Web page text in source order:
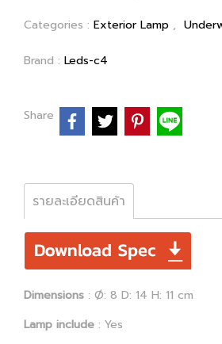
Categories : Exterior Lamp ,
Brand : Leds-c4
Share
รายละเอียดสินค้า
Dimensions : Ø: 8 D: 14 H: 11 cm
Lamp include : Yes